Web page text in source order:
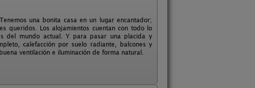
una bonita casa en un lugar encantador;
queridos. Los alojamientos cuentan con todo lo
del mundo actual. Y para pasar una placida y
calefacción por suelo radiante, balcones y
ventilación e iluminación de forma natural.